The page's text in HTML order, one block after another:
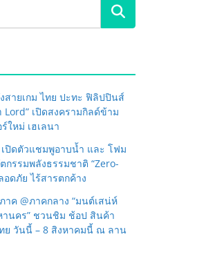
สายเกม ไทย ปะทะ ฟิลิปปินส์
Lord” เปิดสงครามกิลด์ข้าม
ใหม่ เฮเลนา
เปิดตัวแชมพูอาบน้ำ และ โฟม
กรรมพลังธรรมชาติ “Zero-
อดภัย ไร้สารตกค้าง
าค @ภาคกลาง “มนต์เสน่ห์
านคร” ชวนชิม ช้อป สินค้า
ย วันนี้ – 8 สิงหาคมนี้ ณ ลาน